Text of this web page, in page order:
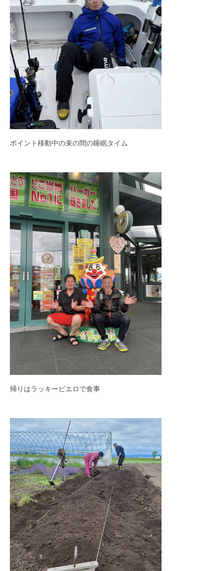
ポイント移動中の束の間の睡眠タイム
帰りはラッキーピエロで食事